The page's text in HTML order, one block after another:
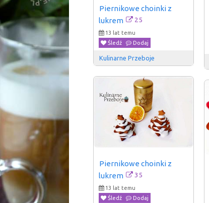
Piernikowe choinki z
lukrem
25
13 lat temu
Śledź
Dodaj
Kulinarne Przeboje
Piernikowe choinki z
lukrem
35
13 lat temu
Śledź
Dodaj